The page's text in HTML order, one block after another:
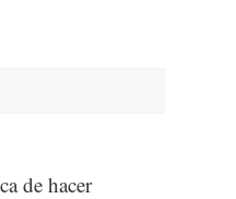
de hacer